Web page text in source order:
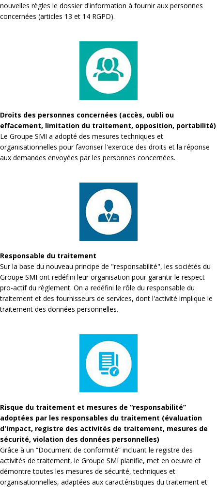
nouvelles règles le dossier d'information à fournir aux personnes
concernées (articles 13 et 14 RGPD).
Droits des personnes concernées (accès, oubli ou
effacement, limitation du traitement, opposition, portabilité)
Le Groupe SMI a adopté des mesures techniques et
organisationnelles pour favoriser l'exercice des droits et la réponse
aux demandes envoyées par les personnes concernées.
Responsable du traitement
Sur la base du nouveau principe de "responsabilité", les sociétés du
Groupe SMI ont redéfini leur organisation pour garantir le respect
pro-actif du règlement. On a redéfini le rôle du responsable du
traitement et des fournisseurs de services, dont l'activité implique le
traitement des données personnelles.
Risque du traitement et mesures de “responsabilité”
adoptées par les responsables du traitement (évaluation
d'impact, registre des activités de traitement, mesures de
sécurité, violation des données personnelles)
Grâce à un “Document de conformité” incluant le registre des
activités de traitement, le Groupe SMI planifie, met en oeuvre et
démontre toutes les mesures de sécurité, techniques et
organisationnelles, adaptées aux caractéristiques du traitement et